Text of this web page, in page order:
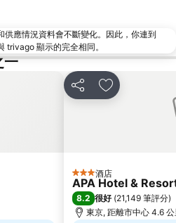
Gotanda Station
Omiya Station
Ikebukuro Metro Station
Shimbashi Metro Station
Toyosu Station
供應情況資料會不斷變化。因此，你連到
trivago 顯示的完全相同。
一
分享 放到收藏夾
3 星級酒店
APA Hotel &
8.2 很好 (21,149 筆評分)
東京, 距離市中心 4.6